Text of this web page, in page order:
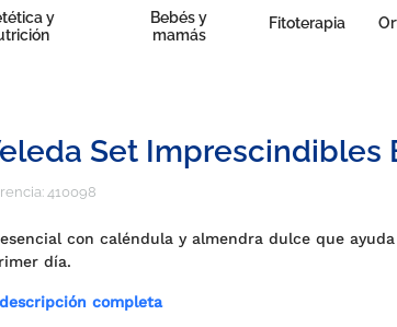
y
Bebés y
mamás
Fitoterapia
Set Imprescindibles
410098
con caléndula y almendra dulce que
día.
completa